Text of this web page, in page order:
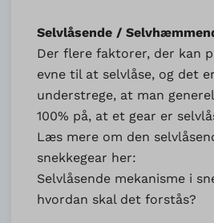
Selvlåsende /
Der flere faktorer, der kan
evne til at selvlåse, og det
understrege, at man
100% på, at et gear er
Læs mere om den
snekkegear her:
Selvlåsende mekanisme i
hvordan skal det forstås?